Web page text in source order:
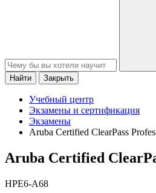
Найти Закрыть
Учебный центр
Экзамены и сертификация
Экзамены
Aruba Certified ClearPass
Aruba Certified
HPE6-A68